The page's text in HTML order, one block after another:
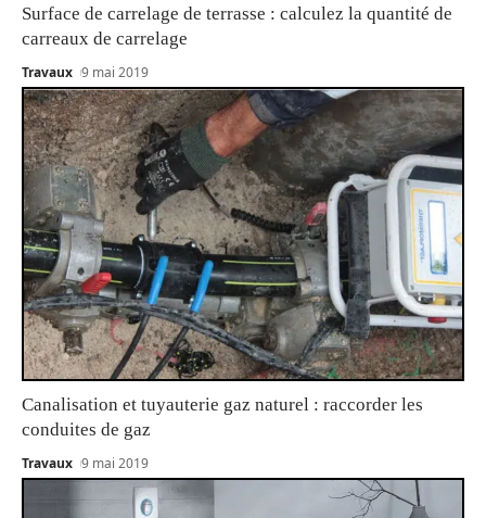
Surface de carrelage de terrasse : calculez la quantité de
carreaux de carrelage
Travaux 9 mai 2019
Canalisation et tuyauterie gaz naturel : raccorder les
conduites de gaz
Travaux 9 mai 2019